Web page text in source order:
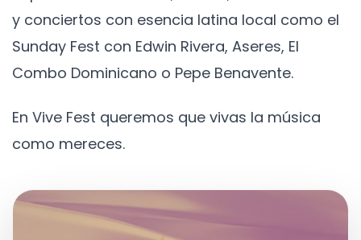
y conciertos con esencia latina local como el
Sunday Fest con Edwin Rivera, Aseres, El
Combo Dominicano o Pepe Benavente.
En Vive Fest queremos que vivas la música
como mereces.